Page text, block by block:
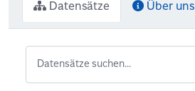
Datensätze Über uns